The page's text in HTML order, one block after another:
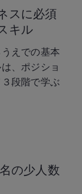
スに必須
キル
えでの基本
、ポジショ
段階で学ぶ
の少人数